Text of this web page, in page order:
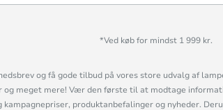
*Ved køb for mindst 1 999 kr.
og få gode tilbud på vores store udvalg af
og meget mere! Vær den første til at modtage
produktanbefalinger og nyheder.